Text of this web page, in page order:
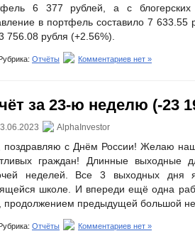
6 377 рублей, а с
в портфель составило 7
756.08 рубля (+2.56%).
Отчёты Комментариев нет »
за 23-ю неделю (-23
AlphaInvestor
поздравляю с Днём России! Желаю
граждан! Длинные выходные
неделей. Все 3 выходных дня
школе. И впереди ещё одна
продолжением предыдущей большой
Отчёты Комментариев нет »